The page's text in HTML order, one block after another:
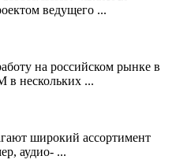
ведущего ...
на российском рынке в
в нескольких ...
широкий ассортимент
аудио- ...